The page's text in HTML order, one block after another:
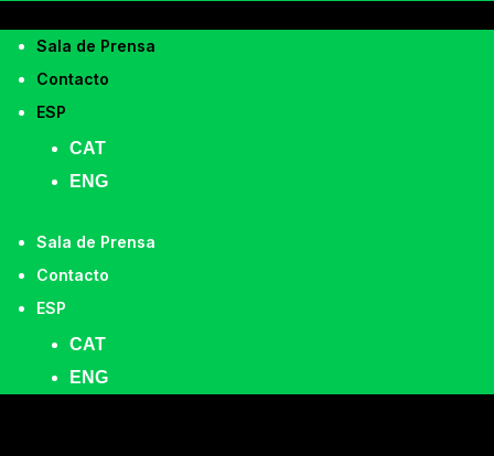
Sala de Prensa
Contacto
ESP
CAT
ENG
Sala de Prensa
Contacto
ESP
CAT
ENG
DISPARAÎTRE +